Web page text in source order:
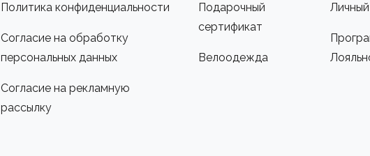
Политика конфиденциальности
Согласие на обработку
персональных данных
Согласие на рекламную
рассылку
Подарочный
сертификат
Велоодежда